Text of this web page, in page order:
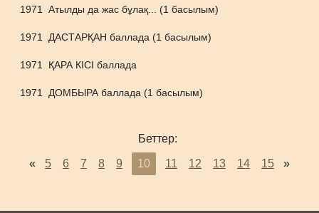
1971 Атылды да жас бұлақ... (1 басылым)
1971 ДАСТАРҚАН баллада (1 басылым)
1971 ҚАРА КІСІ баллада
1971 ДОМБЫРА баллада (1 басылым)
Беттер:
« 5 6 7 8 9 10 11 12 13 14 15 »